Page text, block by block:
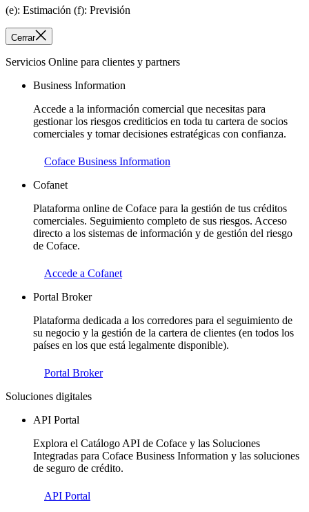
(e): Estimación (f): Previsión
Cerrar
Servicios Online para clientes y partners
Business Information
Accede a la información comercial que necesitas para
gestionar los riesgos crediticios en toda tu cartera de socios
comerciales y tomar decisiones estratégicas con confianza.
Coface Business Information
Cofanet
Plataforma online de Coface para la gestión de tus créditos
comerciales. Seguimiento completo de sus riesgos. Acceso
directo a los sistemas de información y de gestión del riesgo
de Coface.
Accede a Cofanet
Portal Broker
Plataforma dedicada a los corredores para el seguimiento de
su negocio y la gestión de la cartera de clientes (en todos los
países en los que está legalmente disponible).
Portal Broker
Soluciones digitales
API Portal
Explora el Catálogo API de Coface y las Soluciones
Integradas para Coface Business Information y las soluciones
de seguro de crédito.
API Portal